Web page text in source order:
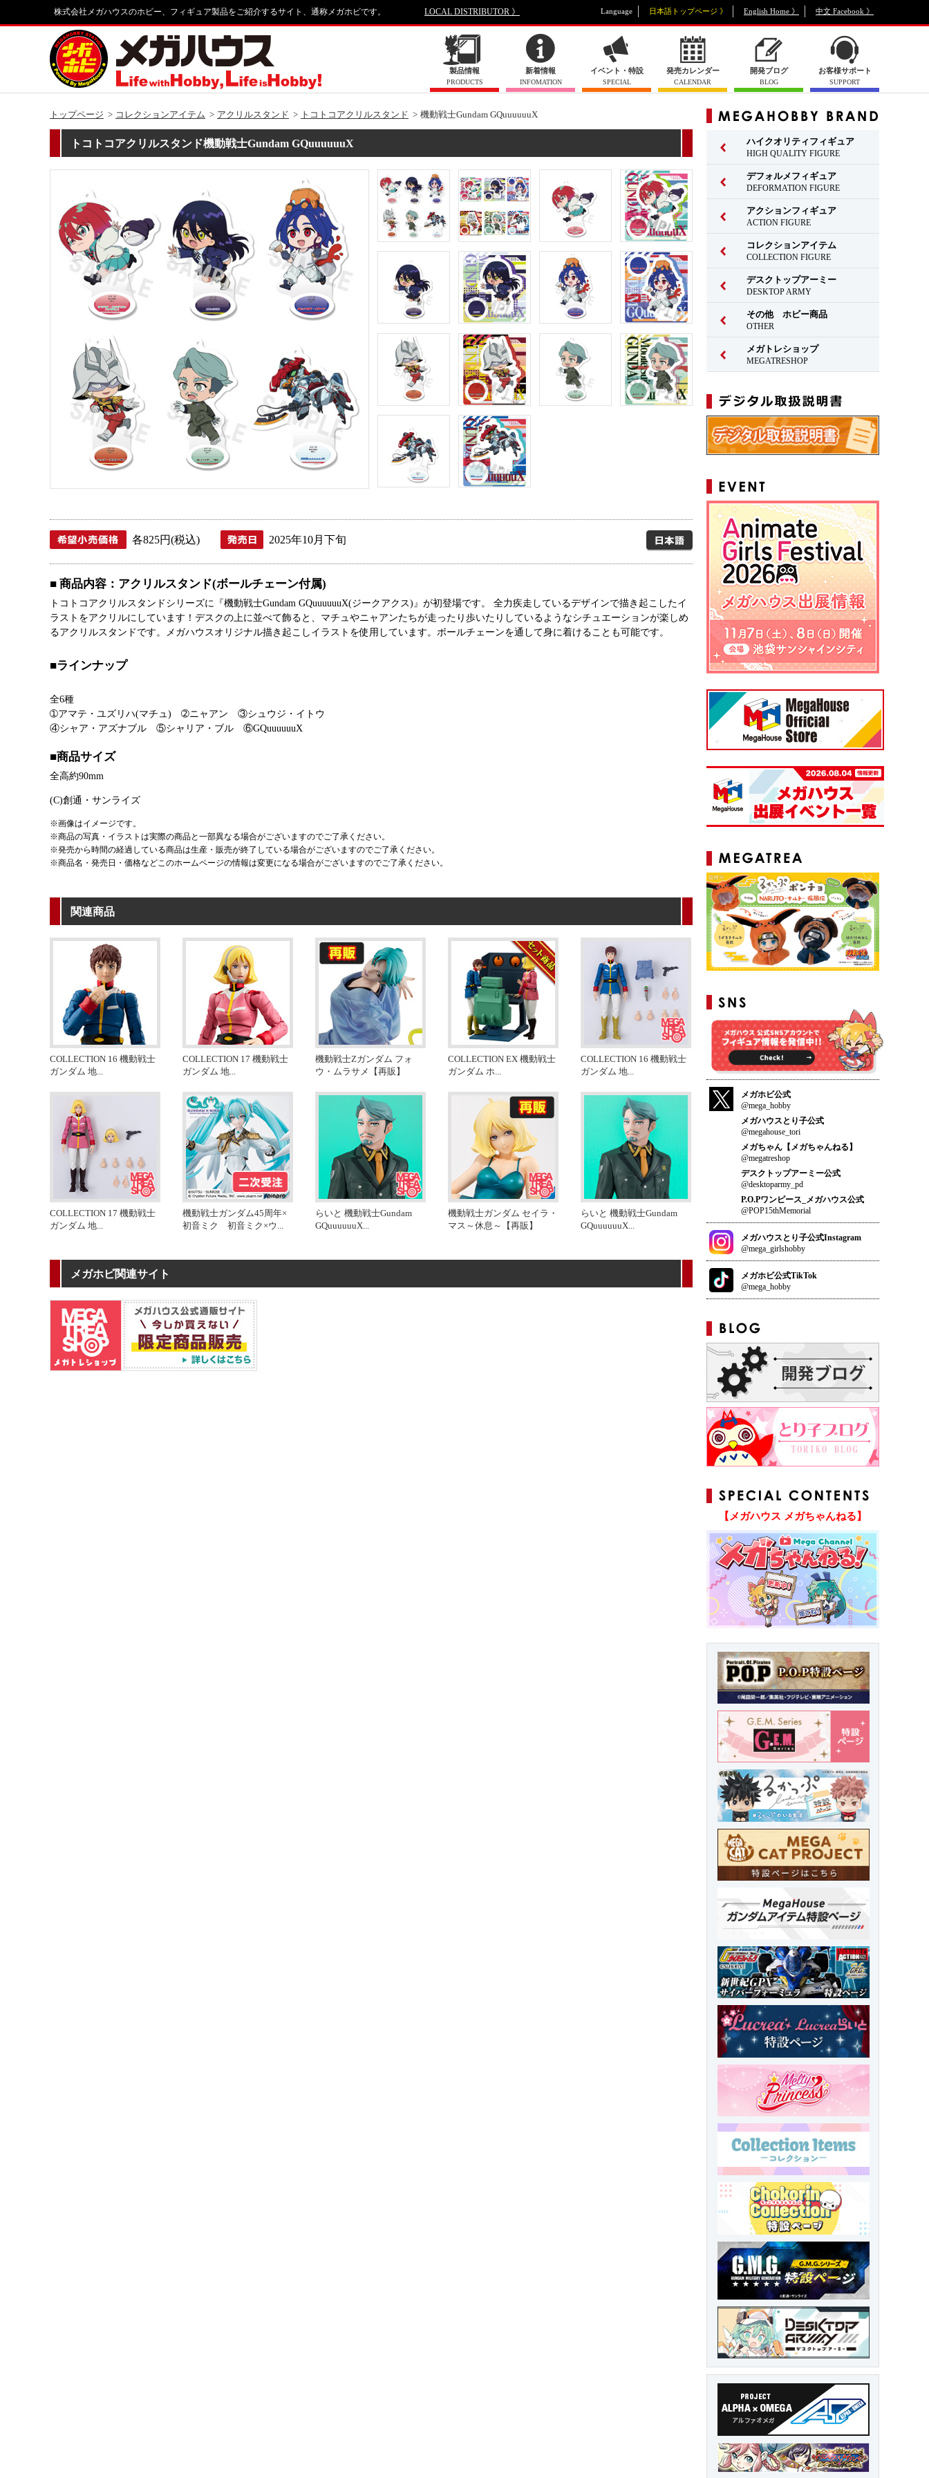
株式会社メガハウスのホビー、フィギュア製品をご紹介するサイト、通称メガホビです。 LOCAL DISTRIBUTOR 》 Language 日本語トップページ 》 English Home 》 中文 Facebook 》
製品情報
PRODUCTS
新着情報
INFOMATION
イベント・特設
SPECIAL
発売カレンダー
CALENDAR
開発ブログ
BLOG
お客様サポート
SUPPORT
トップページ コレクションアイテム アクリルスタンド トコトコアクリルスタンド 機動戦士Gundam GQuuuuuuX
トコトコアクリルスタンド機動戦士Gundam GQuuuuuuX
各825円(税込) 2025年10月下旬 日本語
■ 商品内容：アクリルスタンド(ボールチェーン付属)
トコトコアクリルスタンドシリーズに『機動戦士Gundam GQuuuuuuX(ジークアクス)』が初登場です。 全力疾走しているデザインで描き起こしたイ
ラストをアクリルにしています！デスクの上に並べて飾ると、マチュやニャアンたちが走ったり歩いたりしているようなシチュエーションが楽しめ
るアクリルスタンドです。メガハウスオリジナル描き起こしイラストを使用しています。ボールチェーンを通して身に着けることも可能です。
■ラインナップ
全6種
➀アマテ・ユズリハ(マチュ) ➁ニャアン ③シュウジ・イトウ
④シャア・アズナブル ⑤シャリア・ブル ⑥GQuuuuuuX
■商品サイズ
全高約90mm
(C)創通・サンライズ
※画像はイメージです。
※商品の写真・イラストは実際の商品と一部異なる場合がございますのでご了承ください。
※発売から時間の経過している商品は生産・販売が終了している場合がございますのでご了承ください。
※商品名・発売日・価格などこのホームページの情報は変更になる場合がございますのでご了承ください。
関連商品
COLLECTION 16 機動戦士
ガンダム 地...
COLLECTION 17 機動戦士
ガンダム 地...
機動戦士Zガンダム フォ
ウ・ムラサメ【再販】
COLLECTION EX 機動戦士
ガンダム ホ...
COLLECTION 16 機動戦士
ガンダム 地...
COLLECTION 17 機動戦士
ガンダム 地...
機動戦士ガンダム45周年×
初音ミク 初音ミク×ウ ...
らいと 機動戦士Gundam
GQuuuuuuX...
機動戦士ガンダム セイラ・
マス～休息～【再販】
らいと 機動戦士Gundam
GQuuuuuuX...
メガホビ関連サイト
ハイクオリティフィギュア
HIGH QUALITY FIGURE
デフォルメフィギュア
DEFORMATION FIGURE
アクションフィギュア
ACTION FIGURE
コレクションアイテム
COLLECTION FIGURE
デスクトップアーミー
DESKTOP ARMY
その他 ホビー商品
OTHER
メガトレショップ
MEGATRESHOP
メガホビ公式
@mega_hobby
メガハウスとり子公式
@megahouse_tori
メガちゃん【メガちゃんねる】
@megatreshop
デスクトップアーミー公式
@desktoparmy_pd
P.O.Pワンピース_メガハウス公式
@POP15thMemorial
メガハウスとり子公式Instagram
@mega_girlshobby
メガホビ公式TikTok
@mega_hobby
【メガハウス メガちゃんねる】